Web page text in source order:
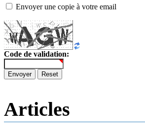
Envoyer une copie à votre email
Code de validation:
Envoyer Reset
Articles